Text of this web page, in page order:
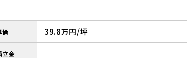
価 39.8万円/坪
立金